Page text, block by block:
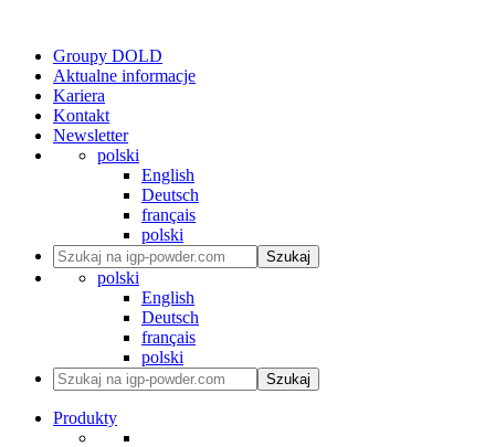
Groupy DOLD
Aktualne informacje
Kariera
Kontakt
Newsletter
polski
English
Deutsch
français
polski
Szukaj
polski
English
Deutsch
français
polski
Szukaj
Produkty